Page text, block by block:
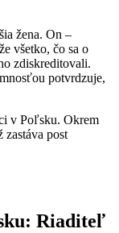
žena. On –
všetko, čo sa o
zdiskreditovali.
potvrdzuje,
v Poľsku. Okrem
zastáva post
Riaditeľ